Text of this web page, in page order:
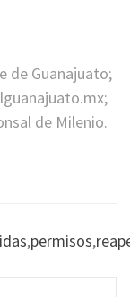
de Guanajuato;
de Milenio.
,permisos,